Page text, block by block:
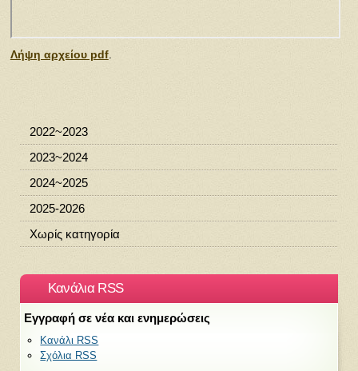
Λήψη αρχείου pdf.
2022~2023
2023~2024
2024~2025
2025-2026
Χωρίς κατηγορία
Κανάλια RSS
Εγγραφή σε νέα και ενημερώσεις
Κανάλι RSS
Σχόλια RSS